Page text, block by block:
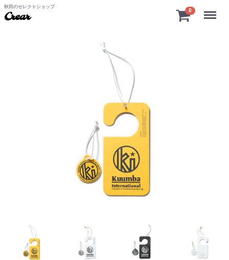
秋田のセレクトショップ
Crear
0 Menu